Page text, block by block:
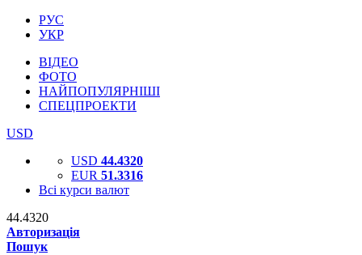
РУС
УКР
ВІДЕО
ФОТО
НАЙПОПУЛЯРНІШІ
СПЕЦПРОЕКТИ
USD
USD 44.4320
EUR 51.3316
Всі курси валют
44.4320
Авторизація
Пошук